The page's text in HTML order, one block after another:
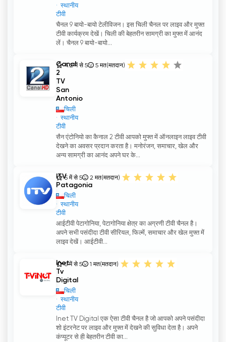
स्थानीय
टीवी
चैनल 9 बायो-बायो टेलीविजन। इस चिली चैनल पर लाइव और मुफ्त
टीवी कार्यक्रम देखें। चिली की बेहतरीन सामग्री का मुफ्त में आनंद
लें। चैनल 9 बायो-बायो...
Canal
2
TV
San
Antonio
चिली
स्थानीय
टीवी
4.2 में से 5 5 मत(मतदान)
सैन एंटोनियो का कैनाल 2 टीवी आपको मुफ्त में ऑनलाइन लाइव टीवी
देखने का अवसर प्रदान करता है। मनोरंजन, समाचार, खेल और
अन्य सामग्री का आनंद अपने घर के...
ITV
Patagonia
चिली
स्थानीय
टीवी
5 में से 5 2 मत(मतदान)
आईटीवी पेटागोनिया, पेटागोनिया क्षेत्र का अग्रणी टीवी चैनल है।
अपने सभी पसंदीदा टीवी सीरियल, फिल्में, समाचार और खेल मुफ्त में
लाइव देखें। आईटीवी...
Inet
Tv
Digital
चिली
स्थानीय
टीवी
5 में से 5 1 मत(मतदान)
Inet TV Digital एक ऐसा टीवी चैनल है जो आपको अपने पसंदीदा
शो इंटरनेट पर लाइव और मुफ्त में देखने की सुविधा देता है। अपने
कंप्यूटर से ही बेहतरीन टीवी का...